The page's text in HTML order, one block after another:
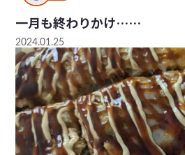
一月も終わりかけ……
2024.01.25